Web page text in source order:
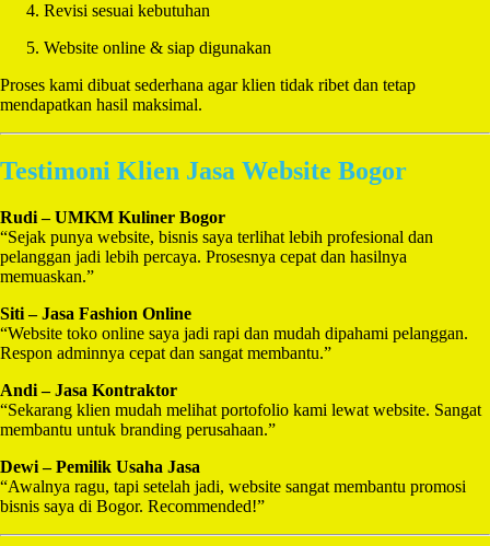
Revisi sesuai kebutuhan
Website online & siap digunakan
Proses kami dibuat sederhana agar klien tidak ribet dan tetap
mendapatkan hasil maksimal.
Testimoni Klien Jasa Website Bogor
Rudi – UMKM Kuliner Bogor
“Sejak punya website, bisnis saya terlihat lebih profesional dan
pelanggan jadi lebih percaya. Prosesnya cepat dan hasilnya
memuaskan.”
Siti – Jasa Fashion Online
“Website toko online saya jadi rapi dan mudah dipahami pelanggan.
Respon adminnya cepat dan sangat membantu.”
Andi – Jasa Kontraktor
“Sekarang klien mudah melihat portofolio kami lewat website. Sangat
membantu untuk branding perusahaan.”
Dewi – Pemilik Usaha Jasa
“Awalnya ragu, tapi setelah jadi, website sangat membantu promosi
bisnis saya di Bogor. Recommended!”